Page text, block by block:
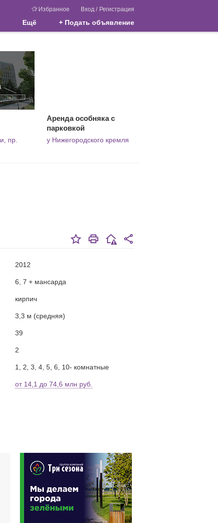
Избранное Вход / Регистрация
Ещё + Подать объявление
пр.
Аренда особняка с
парковкой
у Нижегородского кремля
2012
6, 7 + мансарда
кирпич
3,3 м (средняя)
39
2
1, 2, 3, 4, 5, 6, 10- комнатные
от 14,1 до 74,6 млн руб.